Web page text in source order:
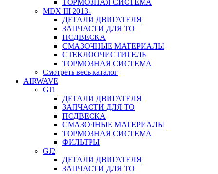
ТОРМОЗНАЯ СИСТЕМА
MDX III 2013-
ДЕТАЛИ ДВИГАТЕЛЯ
ЗАПЧАСТИ ДЛЯ ТО
ПОДВЕСКА
СМАЗОЧНЫЕ МАТЕРИАЛЫ
СТЕКЛООЧИСТИТЕЛЬ
ТОРМОЗНАЯ СИСТЕМА
Смотреть весь каталог
AIRWAVE
GJ1
ДЕТАЛИ ДВИГАТЕЛЯ
ЗАПЧАСТИ ДЛЯ ТО
ПОДВЕСКА
СМАЗОЧНЫЕ МАТЕРИАЛЫ
ТОРМОЗНАЯ СИСТЕМА
ФИЛЬТРЫ
GJ2
ДЕТАЛИ ДВИГАТЕЛЯ
ЗАПЧАСТИ ДЛЯ ТО